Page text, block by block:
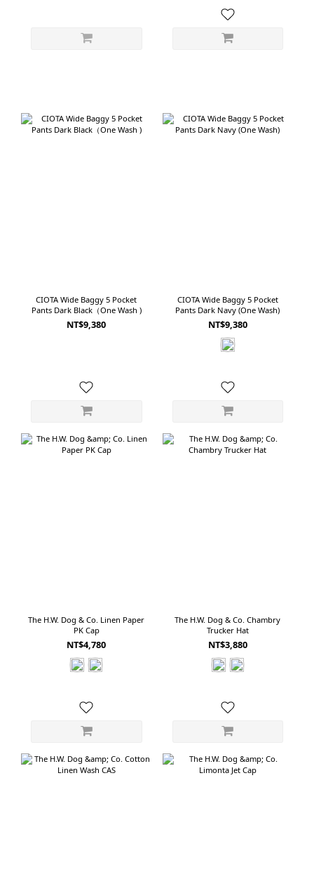
CIOTA Wide Baggy 5 Pocket
Pants Dark Black（One Wash )
NT$9,380
CIOTA Wide Baggy 5 Pocket
Pants Dark Navy (One Wash)
NT$9,380
The H.W. Dog & Co. Linen Paper
PK Cap
NT$4,780
The H.W. Dog & Co. Chambry
Trucker Hat
NT$3,880